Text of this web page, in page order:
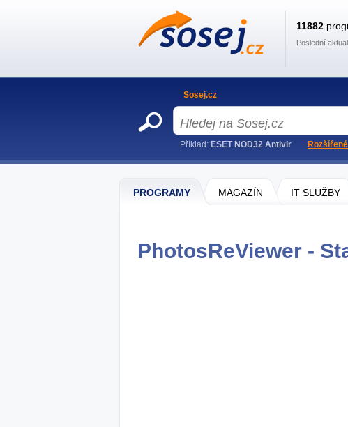
PROGRAMY MAGAZÍN IT SLUŽBY
PhotosReViewer -
11882
Poslední
Sosej.cz
Příklad: ESET NOD32 Antivir